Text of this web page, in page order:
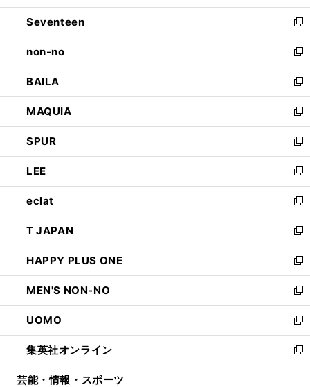
開
く
ウ
で
開
く
ン
ド
ウ
で
開
く
Seventeen
新
し
い
ウ
ィ
ン
ド
ウ
で
開
く
non-no
新
し
い
ウ
ィ
ン
ド
ウ
で
開
く
BAILA
新
し
い
ウ
ィ
ン
ド
ウ
で
開
く
MAQUIA
新
し
い
ウ
ィ
ン
ド
ウ
で
開
く
SPUR
新
し
い
ウ
ィ
ン
ド
ウ
で
開
く
LEE
新
し
い
ウ
ィ
ン
ド
ウ
で
開
く
eclat
新
し
い
ウ
ィ
ン
ド
ウ
で
開
く
T JAPAN
新
し
い
ウ
ィ
ン
ド
ウ
で
開
HAPPY PLUS ONE
新
し
い
ウ
ィ
ン
ド
ウ
MEN'S NON-NO
新
し
い
ウ
ィ
ン
UOMO
新
し
い
ウ
集英社オンライン
新
し
芸能・情報・スポーツ